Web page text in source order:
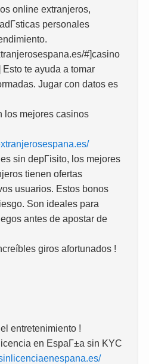
online extranjeros,
personales
#]casino
te ayuda a tomar
Jugar con datos es
los mejores casinos
sin depГіsito, los mejores
tienen ofertas
usuarios. Estos bonos
Son ideales para
antes de apostar de
giros afortunados !
entretenimiento !
en EspaГ±a sin KYC